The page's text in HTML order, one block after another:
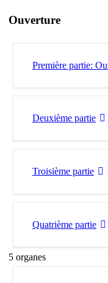
Ouverture
Première partie:
Deuxième partie
Troisième partie
Quatrième partie
5 organes